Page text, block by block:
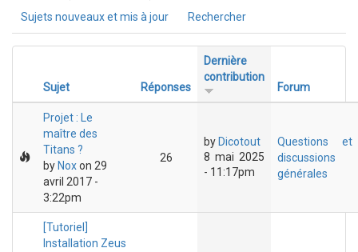
Sujets nouveaux et mis à jour Rechercher
Sujet Réponses
Dernière
contribution
Forum
Projet : Le
maître des
Titans ?
by Noxon 29
avril 2017 -
3:22pm
26
by Dicotout
8 mai 2025
- 11:17pm
Questions et
discussions
générales
[Tutoriel]
Installation Zeus